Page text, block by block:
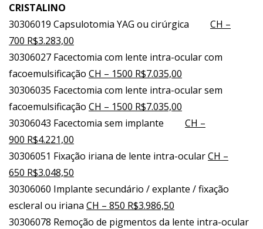
CRISTALINO
30306019 Capsulotomia YAG ou cirúrgica CH –
700 R$3.283,00
30306027 Facectomia com lente intra-ocular com
facoemulsificação CH – 1500 R$7.035,00
30306035 Facectomia com lente intra-ocular sem
facoemulsificação CH – 1500 R$7.035,00
30306043 Facectomia sem implante CH –
900 R$4.221,00
30306051 Fixação iriana de lente intra-ocularCH –
650 R$3.048,50
30306060 Implante secundário / explante / fixação
escleral ou iriana CH – 850 R$3.986,50
30306078 Remoção de pigmentos da lente intra-ocular